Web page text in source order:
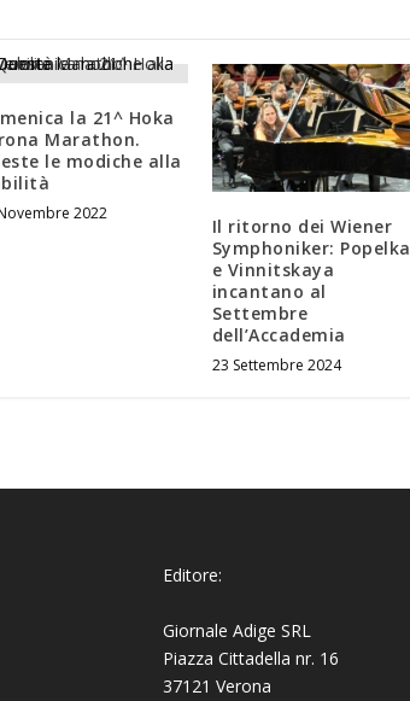
la 21^ Hoka
Marathon.
le modiche alla
2022
Il ritorno dei Wiener
Symphoniker: Popelka
e Vinnitskaya
incantano al
Settembre
dell’Accademia
23 Settembre 2024
Editore:
Giornale Adige SRL
Piazza Cittadella nr. 16
37121 Verona